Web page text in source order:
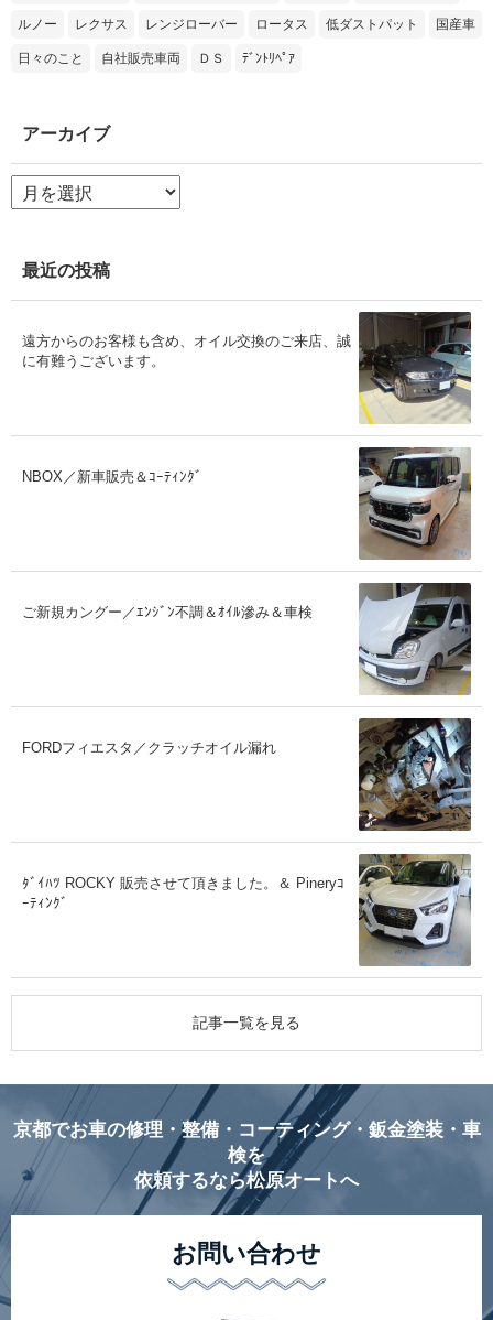
ルノー レクサス レンジローバー ロータス 低ダストパット 国産車
日々のこと 自社販売車両 ＤＳ ﾃﾞﾝﾄﾘﾍﾟｱ
アーカイブ
ア
ー
ブ
最近の投稿
遠方からのお客様も含め、オイル交換のご来店、誠
に有難うございます。
NBOX／新車販売＆ｺｰﾃｨﾝｸﾞ
ご新規カングー／ｴﾝｼﾞﾝ不調＆ｵｲﾙ滲み＆車検
FORDフィエスタ／クラッチオイル漏れ
ﾀﾞｲﾊﾂ ROCKY 販売させて頂きました。＆ Pineryｺ
ｰﾃｨﾝｸﾞ
記事一覧を見る
京都でお車の修理・整備・コーティング・鈑金塗装・車
検を
依頼するなら松原オートへ
お問い合わせ